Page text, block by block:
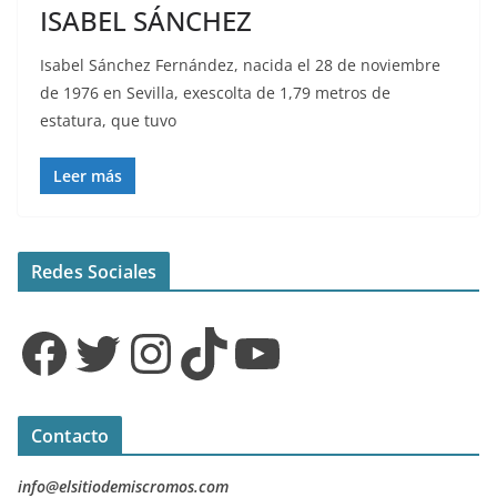
ISABEL SÁNCHEZ
Isabel Sánchez Fernández, nacida el 28 de noviembre
de 1976 en Sevilla, exescolta de 1,79 metros de
estatura, que tuvo
Leer más
Redes Sociales
Facebook Twitter InstagramTikTok YouTube
Contacto
info@elsitiodemiscromos.com